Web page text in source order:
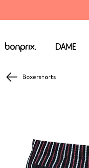
Dame
Boxershorts